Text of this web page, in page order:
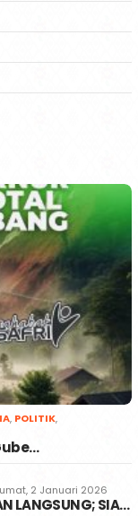
, POLITIK,
2 Januari 2026
LANGSUNG; SIA…